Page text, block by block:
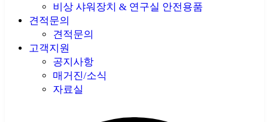
비상 샤워장치 & 연구실 안전용품
견적문의
견적문의
고객지원
공지사항
매거진/소식
자료실